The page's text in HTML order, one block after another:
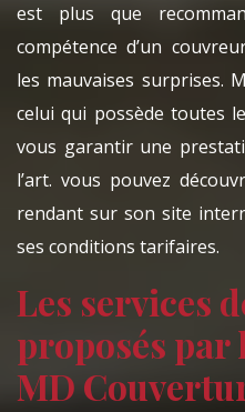
est plus que
compétence d’un
les mauvaises surprises.
celui qui possède toutes
vous garantir une
l’art. vous pouvez
rendant sur son site
ses conditions tarifaires.
Les services
proposés par
MD